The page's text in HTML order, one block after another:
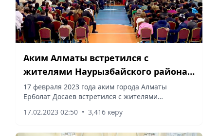
Аким Алматы встретился с
жителями Наурызбайского района –
прямая трансляция
17 февраля 2023 года аким города Алматы
Ерболат Досаев встретился с жителями
17.02.2023 02:50 • 3,416 көру